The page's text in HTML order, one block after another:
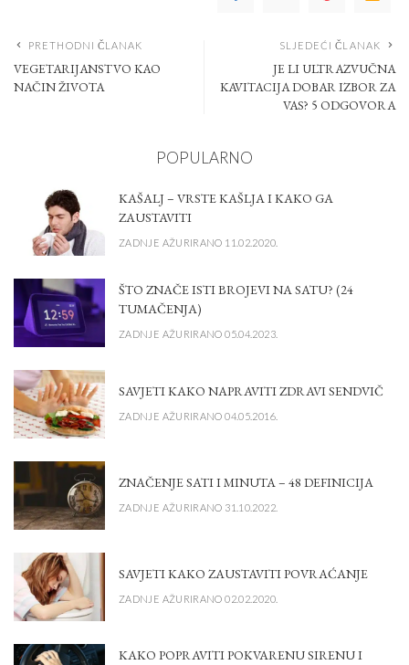
PRETHODNI ČLANAK
VEGETARIJANSTVO KAO
NAČIN ŽIVOTA
SLJEDEĆI ČLANAK
JE LI ULTRAZVUČNA
KAVITACIJA DOBAR IZBOR ZA
VAS? 5 ODGOVORA
POPULARNO
KAŠALJ – VRSTE KAŠLJA I KAKO GA
ZAUSTAVITI
ZADNJE AŽURIRANO 11.02.2020.
ŠTO ZNAČE ISTI BROJEVI NA SATU? (24
TUMAČENJA)
ZADNJE AŽURIRANO 05.04.2023.
SAVJETI KAKO NAPRAVITI ZDRAVI SENDVIČ
ZADNJE AŽURIRANO 04.05.2016.
ZNAČENJE SATI I MINUTA – 48 DEFINICIJA
ZADNJE AŽURIRANO 31.10.2022.
SAVJETI KAKO ZAUSTAVITI POVRAĆANJE
ZADNJE AŽURIRANO 02.02.2020.
KAKO POPRAVITI POKVARENU SIRENU I